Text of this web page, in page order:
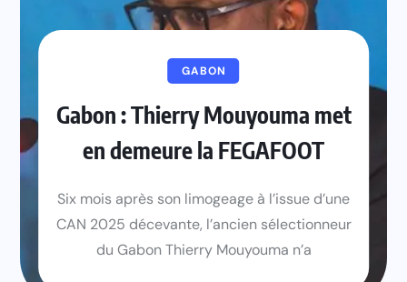
GABON
Gabon : Thierry Mouyouma met
en demeure la FEGAFOOT
Six mois après son limogeage à l’issue d’une
CAN 2025 décevante, l’ancien sélectionneur
du Gabon Thierry Mouyouma n’a